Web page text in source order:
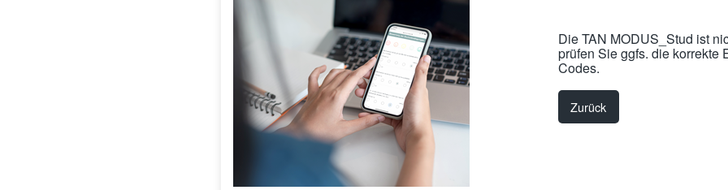
Anmeldung fehlgeschlagen
Die TAN MODUS_Stud ist
prüfen Sie ggfs. die korrekte
Codes.
Zurück